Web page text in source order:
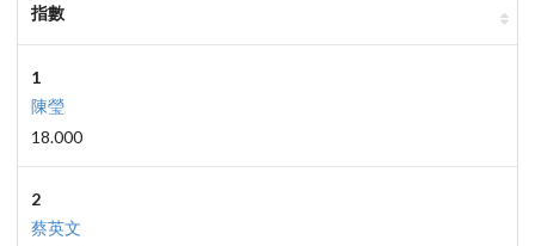
指數
1
陳瑩
18.000
2
蔡英文